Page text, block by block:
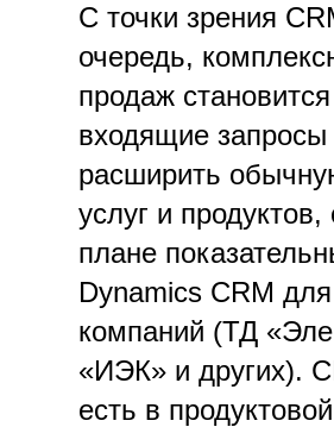
С точки зрения
очередь,
продаж
входящие запросы
расширить
услуг и
плане
Dynamics CRM
компаний (ТД
«ИЭК» и других).
есть в